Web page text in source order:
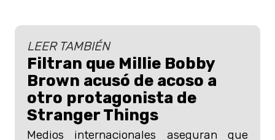
LEER TAMBIÉN
Filtran que Millie Bobby
Brown acusó de acoso a
otro protagonista de
Stranger Things
Medios internacionales aseguran que